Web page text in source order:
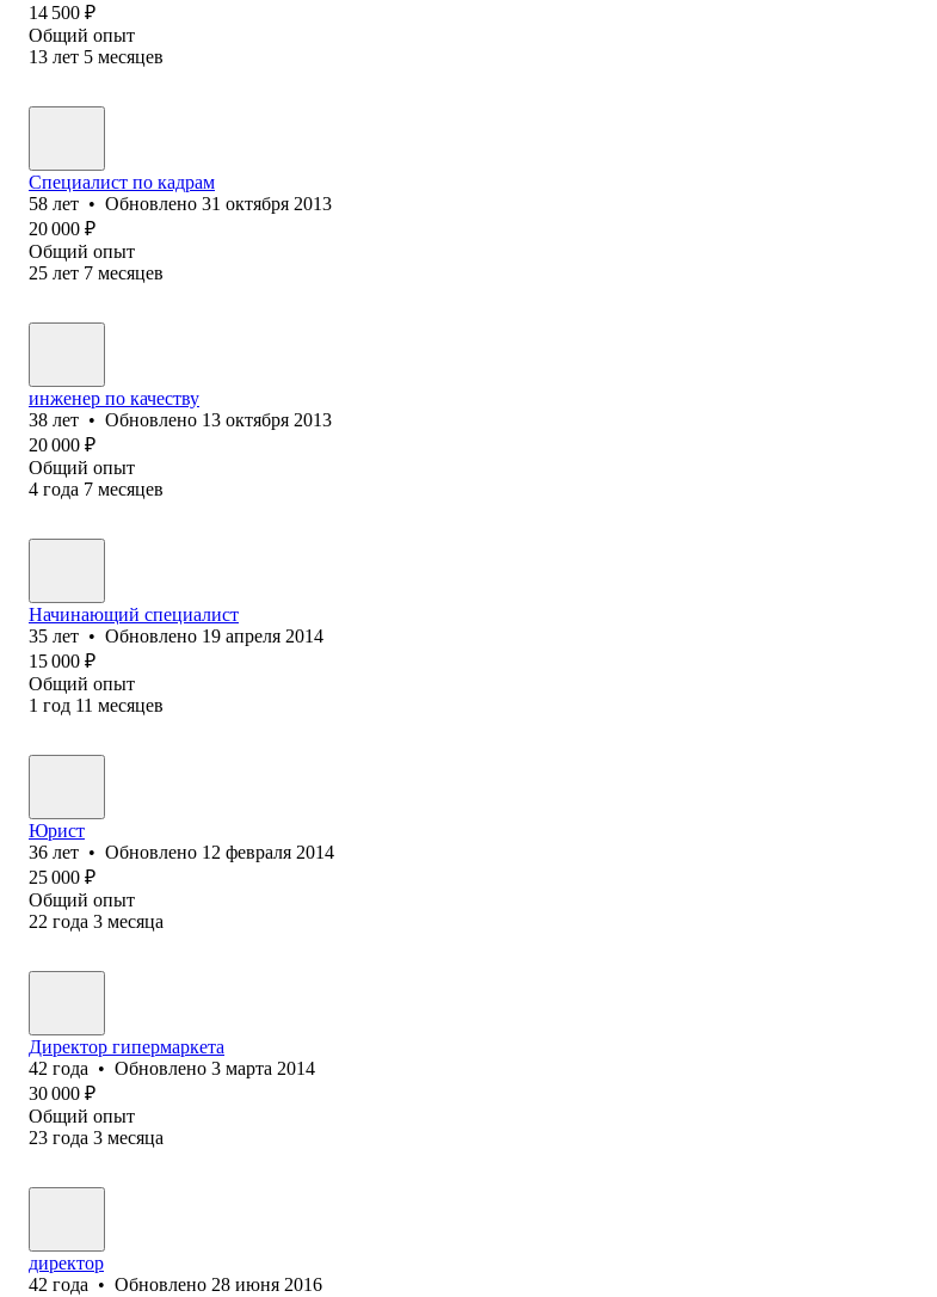
14 500 ₽
Общий опыт
13 лет 5 месяцев
Специалист по кадрам
58 лет • Обновлено 31 октября 2013
20 000 ₽
Общий опыт
25 лет 7 месяцев
инженер по качеству
38 лет • Обновлено 13 октября 2013
20 000 ₽
Общий опыт
4 года 7 месяцев
Начинающий специалист
35 лет • Обновлено 19 апреля 2014
15 000 ₽
Общий опыт
1 год 11 месяцев
Юрист
36 лет • Обновлено 12 февраля 2014
25 000 ₽
Общий опыт
22 года 3 месяца
Директор гипермаркета
42 года • Обновлено 3 марта 2014
30 000 ₽
Общий опыт
23 года 3 месяца
директор
42 года • Обновлено 28 июня 2016